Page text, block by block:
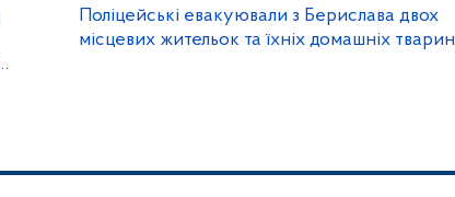
Поліцейські евакуювали з Берислава двох
місцевих жительок та їхніх домашніх тварин